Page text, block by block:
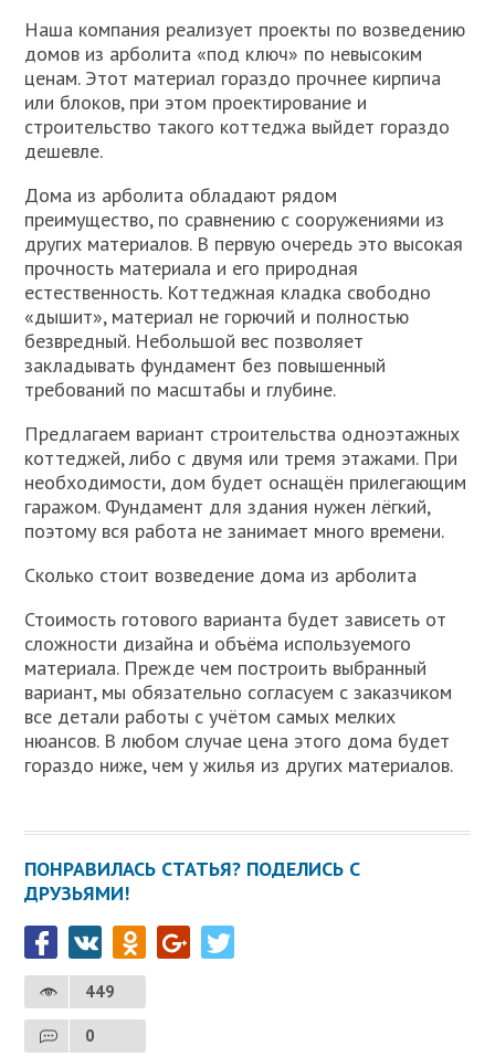
Наша компания реализует проекты по возведению
домов из арболита «под ключ» по невысоким
ценам. Этот материал гораздо прочнее кирпича
или блоков, при этом проектирование и
строительство такого коттеджа выйдет гораздо
дешевле.
Дома из арболита обладают рядом
преимущество, по сравнению с сооружениями из
других материалов. В первую очередь это высокая
прочность материала и его природная
естественность. Коттеджная кладка свободно
«дышит», материал не горючий и полностью
безвредный. Небольшой вес позволяет
закладывать фундамент без повышенный
требований по масштабы и глубине.
Предлагаем вариант строительства одноэтажных
коттеджей, либо с двумя или тремя этажами. При
необходимости, дом будет оснащён прилегающим
гаражом. Фундамент для здания нужен лёгкий,
поэтому вся работа не занимает много времени.
Сколько стоит возведение дома из арболита
Стоимость готового варианта будет зависеть от
сложности дизайна и объёма используемого
материала. Прежде чем построить выбранный
вариант, мы обязательно согласуем с заказчиком
все детали работы с учётом самых мелких
нюансов. В любом случае цена этого дома будет
гораздо ниже, чем у жилья из других материалов.
ПОНРАВИЛАСЬ СТАТЬЯ? ПОДЕЛИСЬ С
ДРУЗЬЯМИ!
449
0